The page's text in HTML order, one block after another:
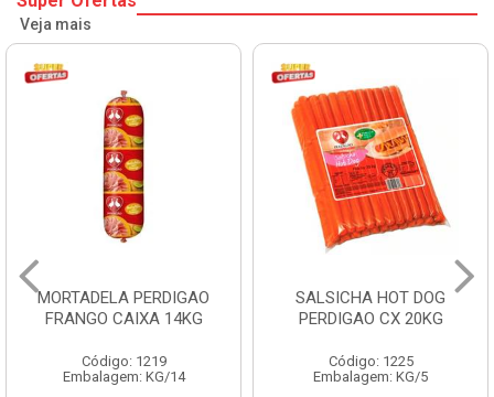
Veja mais
MORTADELA PERDIGAO
FRANGO CAIXA 14KG
Código: 1219
Embalagem: KG/14
SALSICHA HOT DOG
PERDIGAO CX 20KG
Código: 1225
Embalagem: KG/5